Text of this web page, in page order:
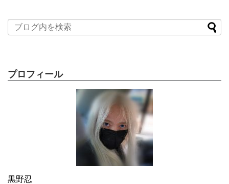
プロフィール
黒野忍